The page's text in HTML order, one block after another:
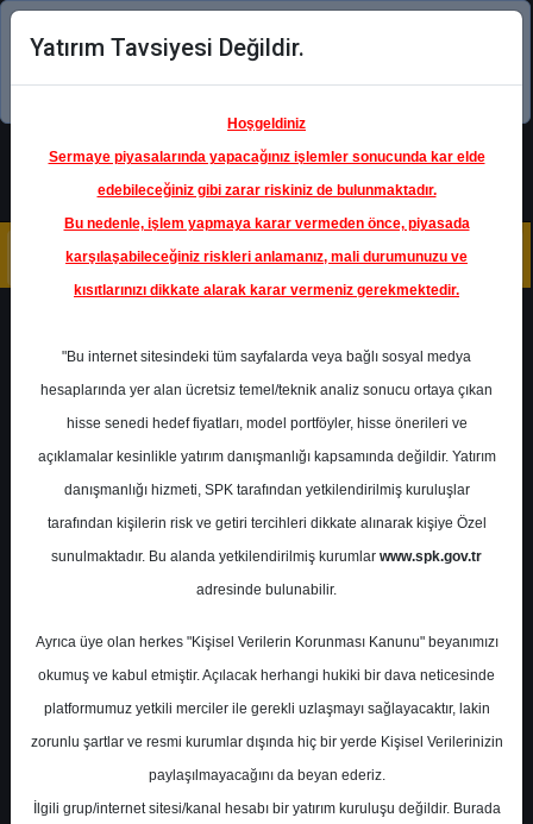
Şimdi uygulamayı indirin!
SAHOL- HACI ÖMER SABANCI
HOLDİNG A.Ş.
Hedef Fiyat 170.00 ₺
Getiri
%93.07
0 3
Yatırım Tavsiyesi Değildir.
Hoşgeldiniz
Sermaye piyasalarında yapacağınız işlemler sonucunda kar elde
edebileceğiniz gibi zarar riskiniz de bulunmaktadır.
Bu nedenle, işlem yapmaya karar vermeden önce, piyasada
karşılaşabileceğiniz riskleri anlamanız, mali durumunuzu ve
kısıtlarınızı dikkate alarak karar vermeniz gerekmektedir.
"Bu internet sitesindeki tüm sayfalarda veya bağlı sosyal medya
hesaplarında yer alan ücretsiz temel/teknik analiz sonucu ortaya çıkan
hisse senedi hedef fiyatları, model portföyler, hisse önerileri ve
açıklamalar kesinlikle yatırım danışmanlığı kapsamında değildir. Yatırım
danışmanlığı hizmeti, SPK tarafından yetkilendirilmiş kuruluşlar
tarafından kişilerin risk ve getiri tercihleri dikkate alınarak kişiye Özel
sunulmaktadır. Bu alanda yetkilendirilmiş kurumlar www.spk.gov.tr
adresinde bulunabilir.
Ayrıca üye olan herkes "Kişisel Verilerin Korunması Kanunu" beyanımızı
okumuş ve kabul etmiştir. Açılacak herhangi hukiki bir dava neticesinde
platformumuz yetkili merciler ile gerekli uzlaşmayı sağlayacaktır, lakin
zorunlu şartlar ve resmi kurumlar dışında hiç bir yerde Kişisel Verilerinizin
paylaşılmayacağını da beyan ederiz.
İlgili grup/internet sitesi/kanal hesabı bir yatırım kuruluşu değildir. Burada